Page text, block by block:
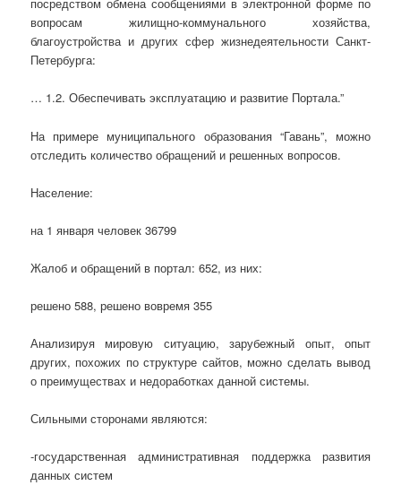
посредством обмена сообщениями в электронной форме по
вопросам жилищно-коммунального хозяйства,
благоустройства и других сфер жизнедеятельности Санкт-
Петербурга:
… 1.2. Обеспечивать эксплуатацию и развитие Портала.”
На примере муниципального образования “Гавань”, можно
отследить количество обращений и решенных вопросов.
Население:
на 1 января человек 36799
Жалоб и обращений в портал: 652, из них:
решено 588, решено вовремя 355
Анализируя мировую ситуацию, зарубежный опыт, опыт
других, похожих по структуре сайтов, можно сделать вывод
о преимуществах и недоработках данной системы.
Сильными сторонами являются:
-государственная административная поддержка развития
данных систем